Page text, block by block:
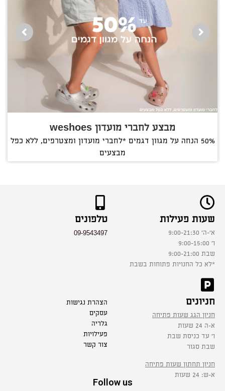
מבצע לחברי מועדון weshoes
50% הנחה על מגוון דגמים *לחברי מועדון ומצטרפים, ללא כפל
מבצעים
שעות פעילות
א׳-ה׳ 9:00-21:30
ו׳ 9:00-15:00
שבת 9:00-21:00
*לא כל החנויות פתוחות בשבת
טלפונים
09-9543497
חניונים
חניון הגג שעות פתיחה
א-ה 24 שעות
ו׳ עד כניסת שבת
שבת סגור
חניון תחתון שעות פתיחה
א-ש: 24 שעות
הצהרת נגישות
עסקים
גלריה
פעילויות
צור קשר
Follow us